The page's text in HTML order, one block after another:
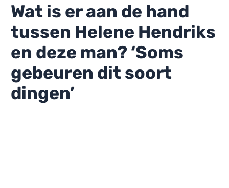
Wat is er aan de hand
tussen Helene Hendriks
en deze man? ‘Soms
gebeuren dit soort
dingen’